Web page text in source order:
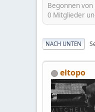
Begonnen von
0 Mitglieder
NACH UNTEN
eltopo